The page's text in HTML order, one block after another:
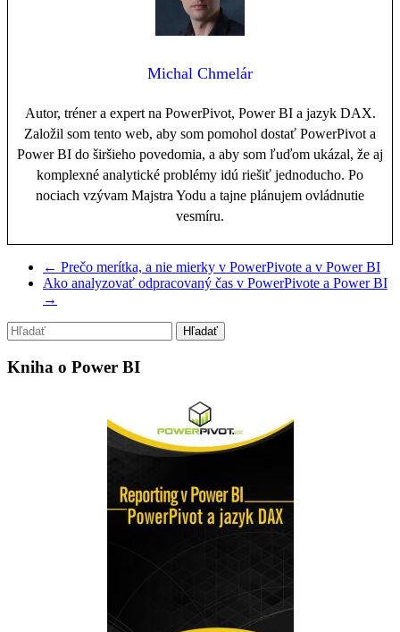
Michal Chmelár
Autor, tréner a expert na PowerPivot, Power BI a jazyk DAX.
Založil som tento web, aby som pomohol dostať PowerPivot a
Power BI do širšieho povedomia, a aby som ľuďom ukázal, že aj
komplexné analytické problémy idú riešiť jednoducho. Po
nociach vzývam Majstra Yodu a tajne plánujem ovládnutie
vesmíru.
← Prečo merítka, a nie mierky v PowerPivote a v Power BI
Ako analyzovať odpracovaný čas v PowerPivote a Power BI
→
Kniha o Power BI